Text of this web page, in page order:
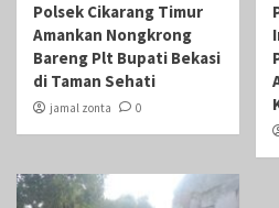
Polsek Cikarang Timur
Amankan Nongkrong
Bareng Plt Bupati Bekasi
di Taman Sehati‎
jamal zonta 0